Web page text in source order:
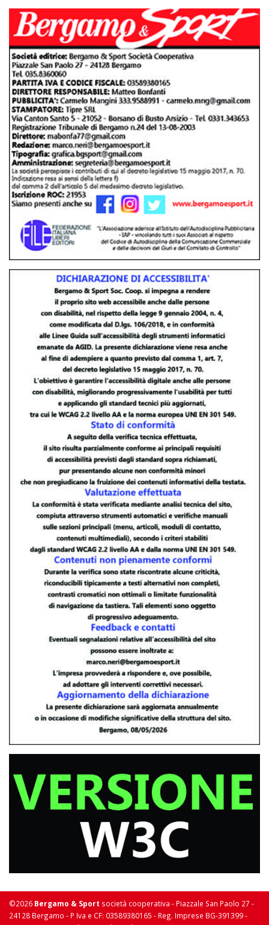
©2026 Bergamo & Sport società cooperativa - Piazzale San Paolo 27 -
24128 Bergamo - P Iva e CF: 03589380165 - Reg. Imprese BG-391399 -